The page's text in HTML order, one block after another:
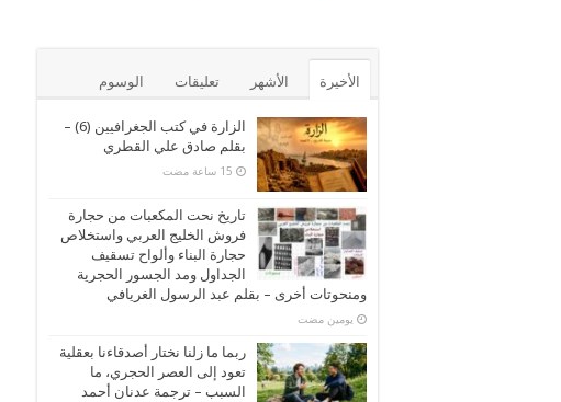
الأخيرة الأشهر تعليقات الوسوم
الزارة في كتب الجغرافيين (6) –
بقلم صادق علي القطري
تاريخ نحت المكعبات من حجارة
فروش الخليج العربي واستخلاص
حجارة البناء وألواح تسقيف
الجداول ومد الجسور الحجرية
ومنحوتات أخرى – بقلم عبد الرسول الغريافي
‏يومين مضت
ربما ما زلنا نختار أصدقاءنا بعقلية
تعود إلى العصر الحجري، ما
السبب – ترجمة عدنان أحمد